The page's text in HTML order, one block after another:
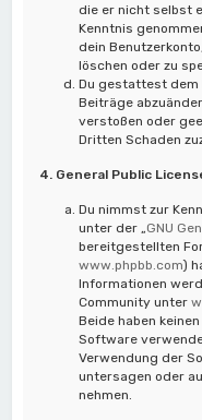
die er nicht selbst
Kenntnis
dein
löschen oder zu
Du gestattest dem
Beiträge
verstoßen oder
Dritten Schaden
4. General Public
Du nimmst zur
unter der „GNU
bereitgestellten
www.phpbb.com)
Informationen
Community unter
Beide haben
Software
Verwendung der
untersagen oder
nehmen.